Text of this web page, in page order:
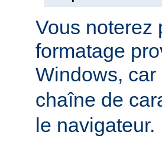
Vous noterez
formatage
Windows,
chaîne de
le navigateur.